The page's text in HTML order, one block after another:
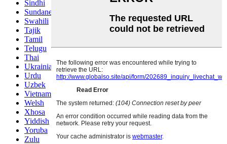
Sindhi
Sundanese
Swahili
Tajik
Tamil
Telugu
Thai
Ukrainian
Urdu
Uzbek
Vietnamese
Welsh
Xhosa
Yiddish
Yoruba
Zulu